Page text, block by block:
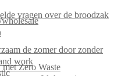
vragen over de broodzak
de zomer door zonder
work
met Zero Waste